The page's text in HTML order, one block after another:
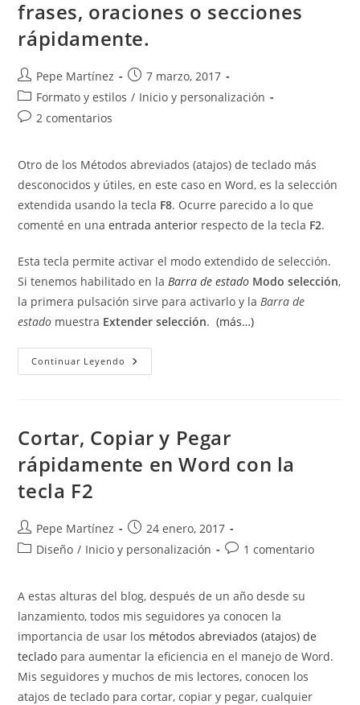
frases, oraciones o secciones
rápidamente.
Autor
de
la
entrada:
Pepe Martínez
Publicación
de
7 marzo, 2017
Categoría
de
Formato y estilos / Inicio y personalización
Comentarios
entrada:
2 comentarios
Otro de los Métodos abreviados (atajos) de teclado más
desconocidos y útiles, en este caso en Word, es la selección
extendida usando la tecla F8. Ocurre parecido a lo que
comenté en unaentrada anterior respecto de la tecla F2.
Esta tecla permite activar el modo extendido de selección.
Si tenemos habilitado en laBarra de estado Modo selección,
la primera pulsación sirve para activarlo y laBarra de
estado muestra Extender selección.(más…)
Continuar Leyendo Seleccionar
Texto
Selección
Extendida.
Seleccionar
Frases,
Oraciones
Cortar, Copiar y Pegar
rápidamente en Word con la
tecla F2
Autor
de
Pepe Martínez
Publicación
de
la
24 enero, 2017
Categoría
entrada:
Diseño / Inicio y personalización
Comentarios
entrada:
1 comentario
A estas alturas del blog, después de un año desde su
lanzamiento, todos mis seguidores ya conocen la
importancia de usar los métodos abreviados (atajos) de
teclado para aumentar la eficiencia en el manejo de Word.
Mis seguidores y muchos de mis lectores, conocen los
atajos de teclado para cortar, copiar y pegar, cualquier